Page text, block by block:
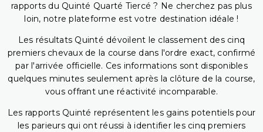
rapports du Quinté Quarté Tiercé ? Ne cherchez pas plus
loin, notre plateforme est votre destination idéale !
Les résultats Quinté dévoilent le classement des cinq
premiers chevaux de la course dans l'ordre exact, confirmé
par l'arrivée officielle. Ces informations sont disponibles
quelques minutes seulement après la clôture de la course,
vous offrant une réactivité incomparable.
Les rapports Quinté représentent les gains potentiels pour
les parieurs qui ont réussi à identifier les cinq premiers